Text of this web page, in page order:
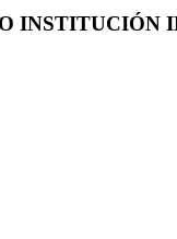
INSTITUCIÓN